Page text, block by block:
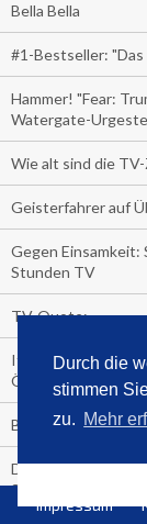
Durch die
stimmen
zu. Mehr
Bella Bella
#1-Bestseller:
Hammer! "Fear:
Watergate-
Wie alt sind die
Geisterfahrer auf
Gegen Einsamkeit:
Stunden TV
TV-Quote:
Italienisches
Österreich und
Blick in die Garage
Die Deutschen
Schweizer noch
Impressum